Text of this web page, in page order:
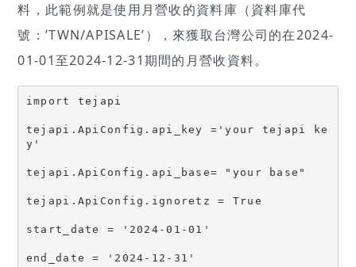
料，此範例就是使用月營收的資料庫（資料庫代
號：’TWN/APISALE’），來獲取台灣公司的在2024-
01-01至2024-12-31期間的月營收資料。
import tejapi
tejapi.ApiConfig.api_key ='your tejapi ke
y'
tejapi.ApiConfig.api_base= "your base"
tejapi.ApiConfig.ignoretz = True
start_date = '2024-01-01'
end_date = '2024-12-31'